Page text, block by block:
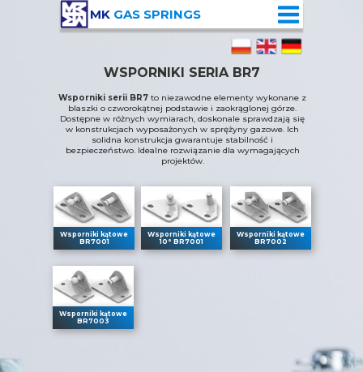
MK GAS SPRINGS
Wsporniki kątowe
BR7003
Wsporniki kątowe
BR7002
Wsporniki kątowe
10° BR7001
WSPORNIKI SERIA BR7
Wsporniki kątowe
BR7001
Wsporniki serii BR7 to niezawodne elementy wykonane z
blaszki o czworokątnej podstawie i zaokrąglonej górze.
Dostępne w różnych wymiarach, doskonale sprawdzają się
w konstrukcjach wyposażonych w sprężyny gazowe. Ich
solidna konstrukcja gwarantuje stabilność i
bezpieczeństwo. Idealne rozwiązanie dla wymagających
projektów.